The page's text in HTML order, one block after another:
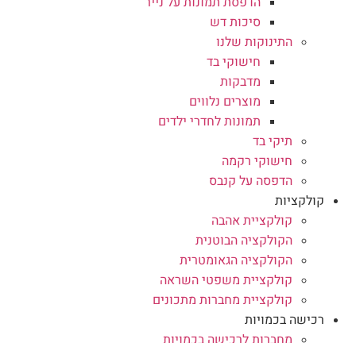
סיכות דש
התינוקות שלנו
חישוקי בד
מדבקות
מוצרים נלווים
תמונות לחדרי ילדים
תיקי בד
חישוקי רקמה
הדפסה על קנבס
קולקציות
קולקציית אהבה
הקולקציה הבוטנית
הקולקציה הגאומטרית
קולקציית משפטי השראה
קולקציית מחברות מתכונים
רכישה בכמויות